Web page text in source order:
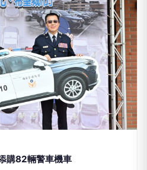
購82輛警車機車